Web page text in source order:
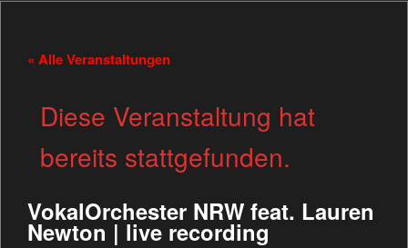
« Alle Veranstaltungen
Diese Veranstaltung hat
bereits stattgefunden.
VokalOrchester NRW feat. Lauren
Newton | live recording